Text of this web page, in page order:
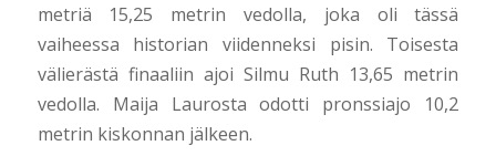
metriä 15,25 metrin vedolla, joka oli tässä
vaiheessa historian viidenneksi pisin. Toisesta
välierästä finaaliin ajoi Silmu Ruth 13,65 metrin
vedolla. Maija Laurosta odotti pronssiajo 10,2
metrin kiskonnan jälkeen.